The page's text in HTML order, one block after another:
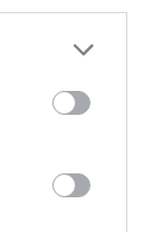
more Google
may click to
tags to
below Google